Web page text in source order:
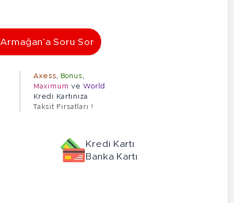
Armağan’a Soru Sor
Axess Bonus
Maximum ve World
Kredi Kartınıza
Taksit Fırsatları !
Kredi Kartı
Banka Kartı